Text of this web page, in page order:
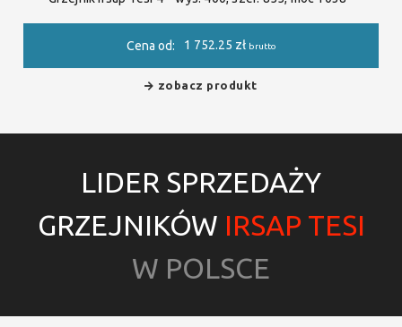
Cena od: 1 752.25 zł brutto
zobacz produkt
LIDER SPRZEDAŻY
GRZEJNIKÓW IRSAP TESI
W POLSCE